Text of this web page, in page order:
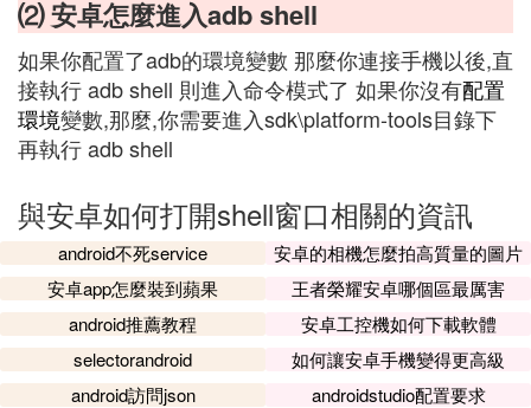
⑵ 安卓怎麼進入adb shell
如果你配置了adb的環境變數 那麼你連接手機以後,直
接執行 adb shell 則進入命令模式了 如果你沒有配置
環境變數,那麼,你需要進入sdk\platform-tools目錄下
再執行 adb shell
與安卓如何打開shell窗口相關的資訊
android不死service
安卓的相機怎麼拍高質量的圖片
安卓app怎麼裝到蘋果
王者榮耀安卓哪個區最厲害
android推薦教程
安卓工控機如何下載軟體
selectorandroid
如何讓安卓手機變得更高級
android訪問json
androidstudio配置要求